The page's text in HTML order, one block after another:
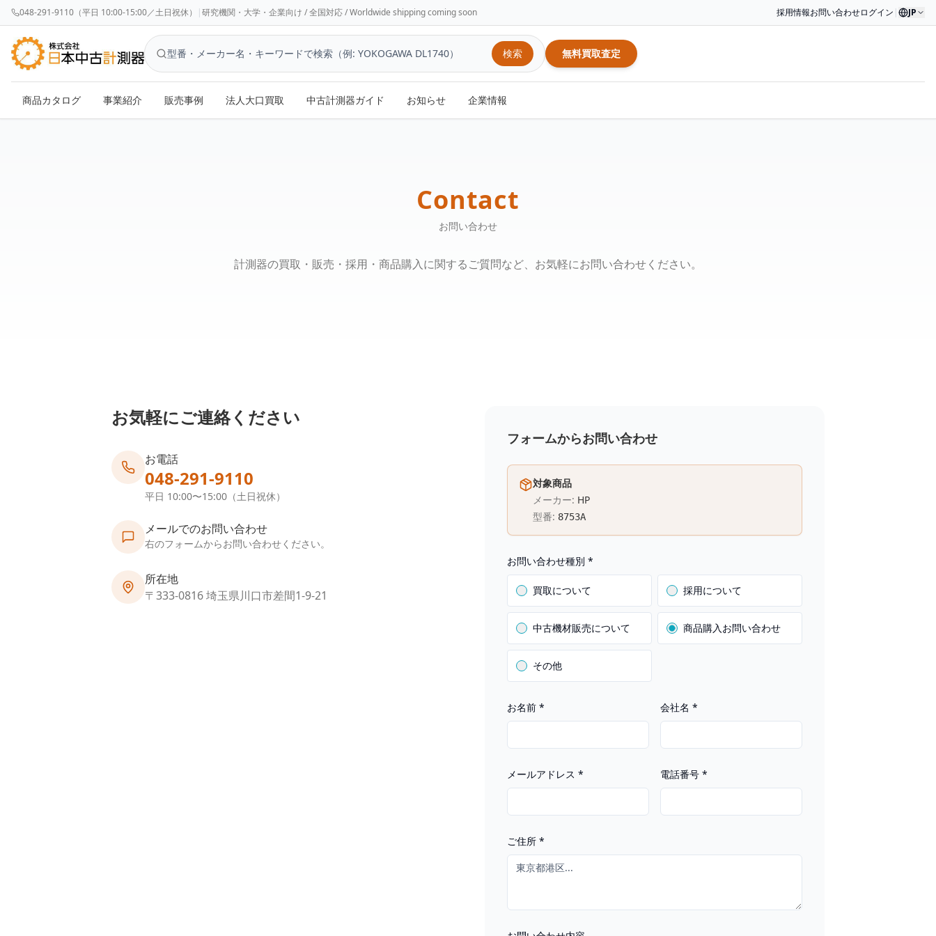
048-291-9110（平日 10:00-15:00／土日祝休） |研究機関・大学・企業向け / 全国対応 / Worldwide shipping coming soon 採用情報お問い合わせログイン | JP
検索 無料買取査定
商品カタログ 事業紹介 販売事例 法人大口買取 中古計測器ガイド お知らせ 企業情報
Contact
お問い合わせ
計測器の買取・販売・採用・商品購入に関するご質問など、お気軽にお問い合わせください。
お気軽にご連絡ください
お電話
048-291-9110
平日 10:00〜15:00（土日祝休）
メールでのお問い合わせ
右のフォームからお問い合わせください。
所在地
〒333-0816 埼玉県川口市差間1-9-21
フォームからお問い合わせ
対象商品
メーカー: HP
型番: 8753A
お問い合わせ種別 *
買取について 採用について
中古機材販売について 商品購入お問い合わせ
その他
お名前 * 会社名 *
メールアドレス * 電話番号 *
ご住所 *